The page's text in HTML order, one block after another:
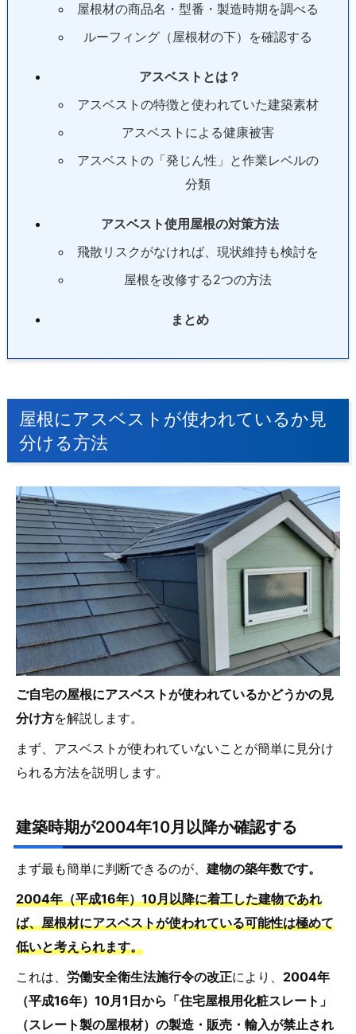
屋根材の商品名・型番・製造時期を調べる
ルーフィング（屋根材の下）を確認する
アスベストとは？
アスベストの特徴と使われていた建築素材
アスベストによる健康被害
アスベストの「発じん性」と作業レベルの
分類
アスベスト使用屋根の対策方法
飛散リスクがなければ、現状維持も検討を
屋根を改修する2つの方法
まとめ
屋根にアスベストが使われているか見
分ける方法
ご自宅の屋根にアスベストが使われているかどうかの見
分け方を解説します。
まず、アスベストが使われていないことが簡単に見分け
られる方法を説明します。
建築時期が2004年10月以降か確認する
まず最も簡単に判断できるのが、建物の築年数です。
2004年（平成16年）10月以降に着工した建物であれ
ば、屋根材にアスベストが使われている可能性は極めて
低いと考えられます。
これは、労働安全衛生法施行令の改正により、 2004年
（平成16年）10月1日から「住宅屋根用化粧スレート」
（スレート製の屋根材）の製造・販売・輸入が禁止され